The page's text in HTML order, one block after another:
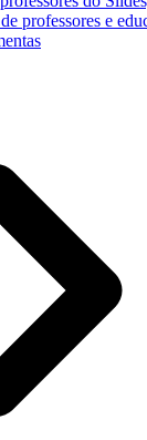
professores e